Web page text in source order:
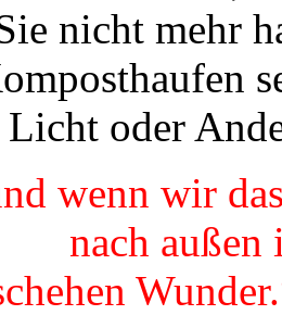
nicht mehr
Licht oder
wenn
nach außen